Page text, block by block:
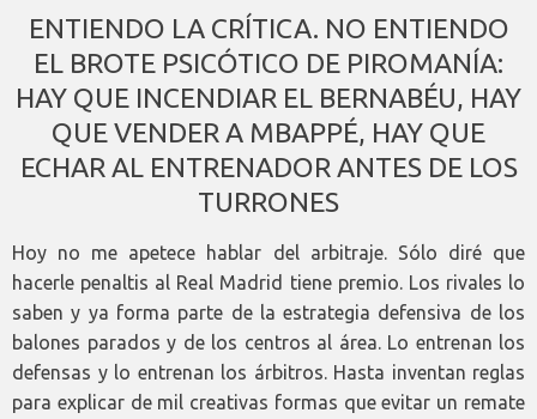
ENTIENDO LA CRÍTICA. NO ENTIENDO
EL BROTE PSICÓTICO DE PIROMANÍA:
HAY QUE INCENDIAR EL BERNABÉU, HAY
QUE VENDER A MBAPPÉ, HAY QUE
ECHAR AL ENTRENADOR ANTES DE LOS
TURRONES
Hoy no me apetece hablar del arbitraje. Sólo diré que
hacerle penaltis al Real Madrid tiene premio. Los rivales lo
saben y ya forma parte de la estrategia defensiva de los
balones parados y de los centros al área. Lo entrenan los
defensas y lo entrenan los árbitros. Hasta inventan reglas
para explicar de mil creativas formas que evitar un remate